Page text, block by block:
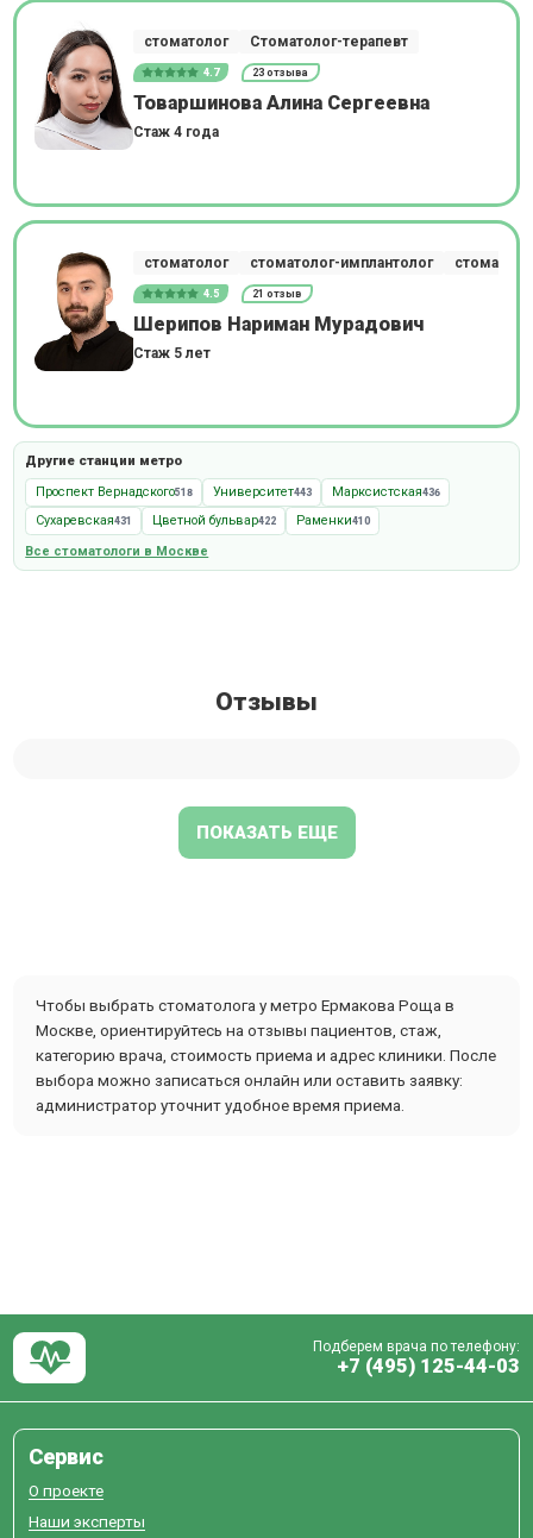
стоматолог Стоматолог-терапевт
4.7 23 отзыва
Товаршинова Алина Сергеевна
Стаж 4 года
стоматолог стоматолог-имплантолог
4.5 21 отзыв
Шерипов Нариман Мурадович
Стаж 5 лет
Другие станции метро
Проспект Вернадского518 Университет443 Марксистская436
Сухаревская431 Цветной бульвар422 Раменки410
Все стоматологи в Москве
Отзывы
ПОКАЗАТЬ ЕЩЕ
Чтобы выбрать стоматолога у метро Ермакова Роща в
Москве, ориентируйтесь на отзывы пациентов, стаж,
категорию врача, стоимость приема и адрес клиники. После
выбора можно записаться онлайн или оставить заявку:
администратор уточнит удобное время приема.
Подберем врача по телефону:
+7 (495) 125-44-03
Сервис
О проекте
Наши эксперты